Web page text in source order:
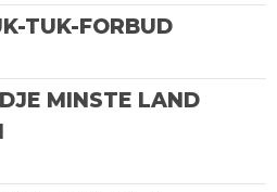
TUK-FORBUD
MINSTE LAND